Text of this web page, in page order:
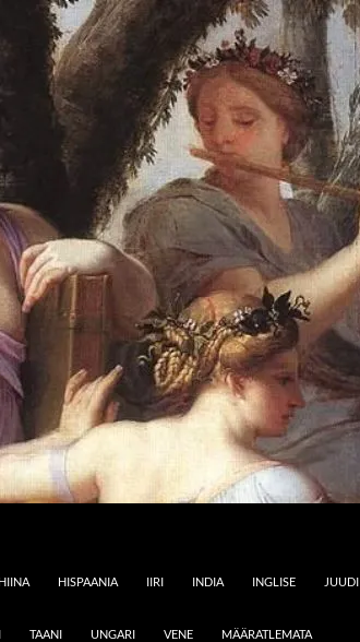
HIINA HISPAANIA IIRI INDIA INGLISE JUUDI
TAANI UNGARI VENE MÄÄRATLEMATA